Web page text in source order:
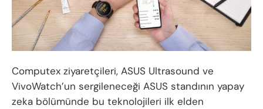
Computex ziyaretçileri, ASUS Ultrasound ve
VivoWatch’un sergileneceği ASUS standının yapay
zeka bölümünde bu teknolojileri ilk elden